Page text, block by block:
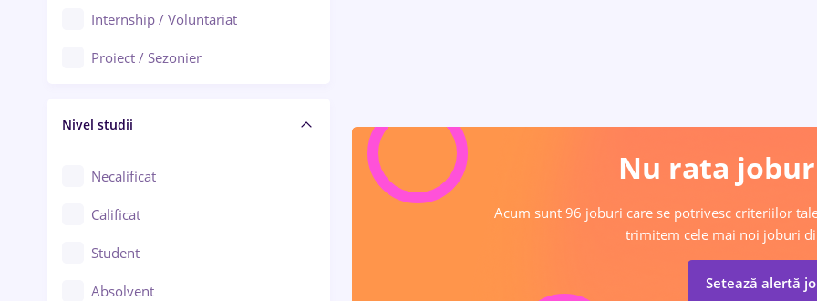
Bârlad
Bistrița (Bistrița-Năsăud)
Auto / Echipamente
Automatizări
Cercetare - dezvoltare
Chimie / Biochimie
Confecții / Design vestimentar
Construcții / Instalații
Controlul calității
Internship / Voluntariat
Proiect / Sezonier
Nivel studii
Necalificat
Calificat
Student
Absolvent
Nu rata
Acum sunt 96 joburi care se potrivesc criteriilor
trimitem cele mai noi joburi
Setează alertă